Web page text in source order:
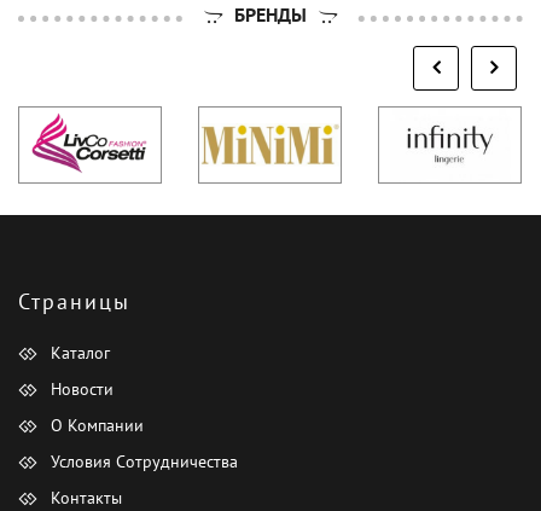
БРЕНДЫ
Страницы
Каталог
Новости
О Компании
Условия Сотрудничества
Контакты